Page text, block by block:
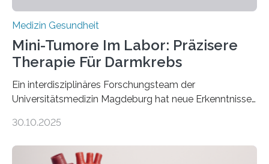
Medizin Gesundheit
Mini-Tumore Im Labor: Präzisere
Therapie Für Darmkrebs
Ein interdisziplinäres Forschungsteam der
Universitätsmedizin Magdeburg hat neue Erkenntnisse
behandelt werden kann. In ihrer aktuellen Studie,
Oncology, zeigen die Forschenden, dass Mini-Tumore
30.10.2025